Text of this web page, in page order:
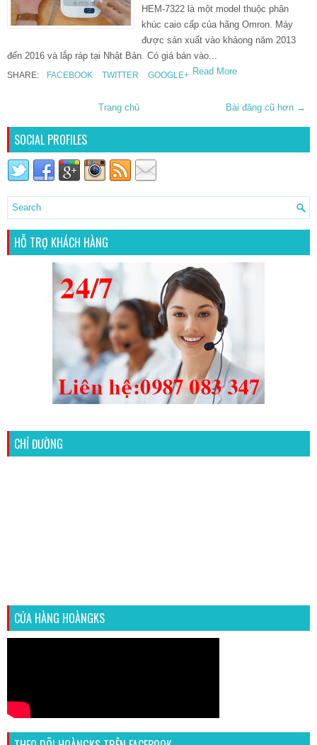
HEM-7322 là một model thuộc phân
khúc caio cấp của hãng Omron. Máy
được sản xuất vào khảong năm 2013
đến 2016 và lắp ráp tại Nhật Bản. Có giá bán vào...
SHARE: FACEBOOK TWITTER GOOGLE+ Read More
Bài đăng cũ hơn →
Trang chủ
SOCIAL PROFILES
HỖ TRỢ KHÁCH HÀNG
CHỈ ĐƯỜNG
CỬA HÀNG HOÀNGKS